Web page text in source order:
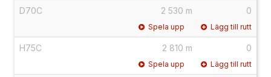
D70C 2 530 m 0
Spela upp Lägg till rutt
H75C 2 810 m 0
Spela upp Lägg till rutt